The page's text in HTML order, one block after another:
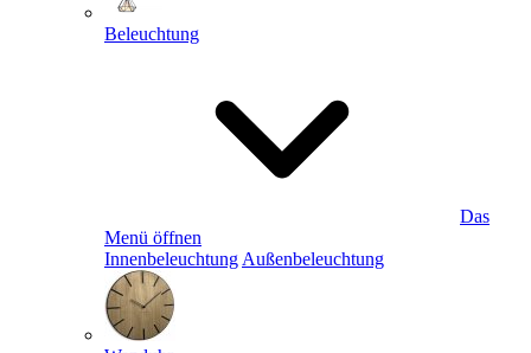
Beleuchtung
Das
Menü öffnen
Innenbeleuchtung Außenbeleuchtung